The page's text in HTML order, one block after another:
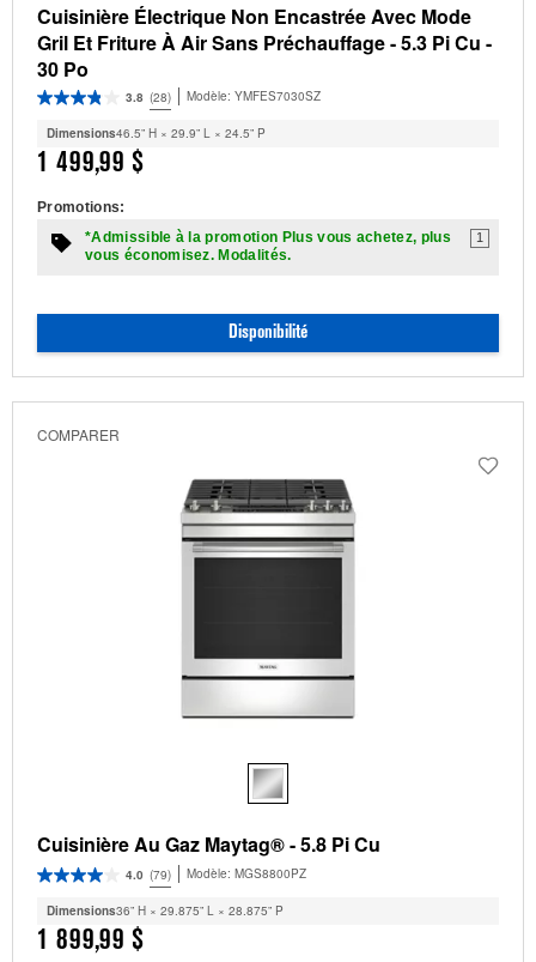
Cuisinière Électrique Non Encastrée Avec Mode
Gril Et Friture À Air Sans Préchauffage - 5.3 Pi Cu -
30 Po
3.8 (28) Modèle: YMFES7030SZ
Dimensions46.5” H × 29.9” L × 24.5” P
1 499,99 $
Promotions:
*Admissible à la promotion Plus vous achetez, plus
vous économisez. Modalités.
1
Disponibilité
COMPARER
Cuisinière Au Gaz Maytag® - 5.8 Pi Cu
4.0 (79) Modèle: MGS8800PZ
Dimensions36” H × 29.875” L × 28.875” P
1 899,99 $